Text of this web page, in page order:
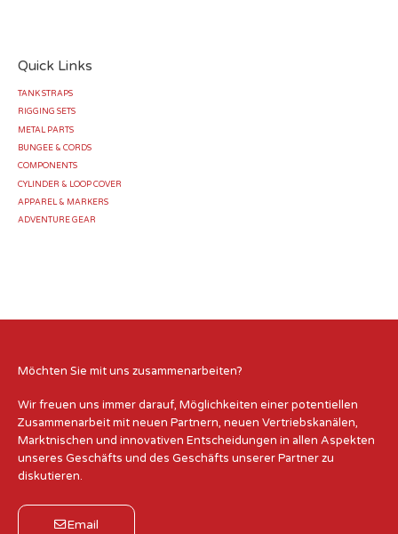
Quick Links
TANK STRAPS
RIGGING SETS
METAL PARTS
BUNGEE & CORDS
COMPONENTS
CYLINDER & LOOP COVER
APPAREL & MARKERS
ADVENTURE GEAR
Möchten Sie mit uns zusammenarbeiten?
Wir freuen uns immer darauf, Möglichkeiten einer potentiellen
Zusammenarbeit mit neuen Partnern, neuen Vertriebskanälen,
Marktnischen und innovativen Entscheidungen in allen Aspekten
unseres Geschäfts und des Geschäfts unserer Partner zu
diskutieren.
Email